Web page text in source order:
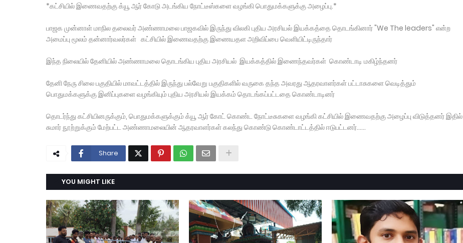
*கட்சியில் இணைவதற்கு க்யூ ஆர் கோடு அடங்கிய நோட்டீஸ்களை வழங்கி பொதுமக்களுக்கு அழைப்பு.*
பாஜக முன்னாள் மாநில தலைவர் அண்ணாமலை பாஜகவில் இருந்து விலகி புதிய அரசியல் இயக்கத்தை தொடங்கினார் "We The leaders" என்ற
அமைப்பு மூலம் தன்னார்வலர்கள் கட்சியில் இணைவதற்கு இணையதள அறிவிப்பை வெளியிட்டிருந்தார்
இந்த நிலையில் தேனியில் அண்ணாமலை தொடங்கிய புதிய அரசியல் இயக்கத்தில் இணைந்தவர்கள் கொண்டாடி மகிழ்ந்தனர்
தேனி நேரு சிலை பகுதியில் மாவட்டத்தில் இருந்து பல்வேறு பகுதிகளில் வருகை தந்த அவரது ஆதரவாளர்கள் பட்டாசுகளை வெடித்தும்
பொதுமக்களுக்கு இனிப்புகளை வழங்கியும் புதிய அரசியல் இயக்கம் தொடங்கப்பட்டதை கொண்டாடினர்
தொடர்ந்து கட்சியினருக்கும், பொதுமக்களுக்கும் க்யூ ஆர் கோட் கொண்ட நோட்டீசுகளை வழங்கி கட்சியில் இணைவதற்கு அழைப்பு விடுத்தனர் இதில்
சுமார் நூற்றுக்கும் மேற்பட்ட அண்ணாமலையின் ஆதரவாளர்கள் கலந்து கொண்டு கொண்டாட்டத்தில் ஈடுபட்டனர்......
Share
YOU MIGHT LIKE